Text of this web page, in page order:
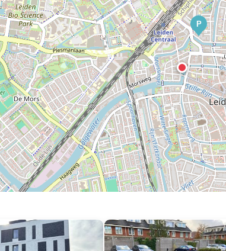
P
P
P